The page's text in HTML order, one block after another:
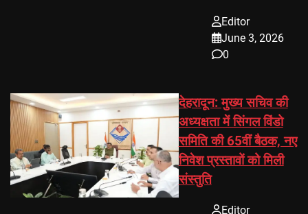
Editor
June 3, 2026
0
देहरादून: मुख्य सचिव की
अध्यक्षता में सिंगल विंडो
समिति की 65वीं बैठक, नए
निवेश प्रस्तावों को मिली
संस्तुति
Editor